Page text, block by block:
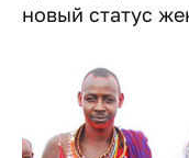
новый статус